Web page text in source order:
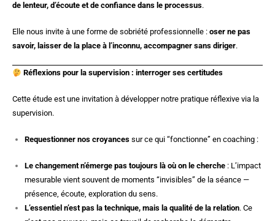
de lenteur, d’écoute et de confiance dans le processus.
Elle nous invite à une forme de sobriété professionnelle : oser ne pas
savoir, laisser de la place à l’inconnu, accompagner sans diriger.
Réflexions pour la supervision : interroger ses certitudes
Cette étude est une invitation à développer notre pratique réflexive via la
supervision.
Requestionner nos croyances sur ce qui “fonctionne” en coaching :
Le changement n’émerge pas toujours là où on le cherche : L’impact
mesurable vient souvent de moments “invisibles” de la séance —
présence, écoute, exploration du sens.
L’essentiel n’est pas la technique, mais la qualité de la relation. Ce